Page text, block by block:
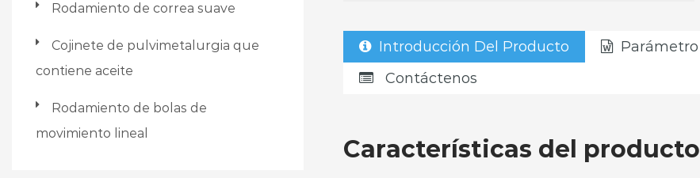
Rodamiento de correa suave
Cojinete de pulvimetalurgia que
contiene aceite
Rodamiento de bolas de
movimiento lineal
Introducción Del Producto Parámetro
Contáctenos
Características del producto